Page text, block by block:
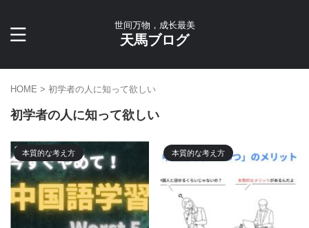
世间万物，成长最美
天馬ブログ
HOME > 初学者の人に知って欲しい
初学者の人に知って欲しい
本質的な考え方 本質的な考え方